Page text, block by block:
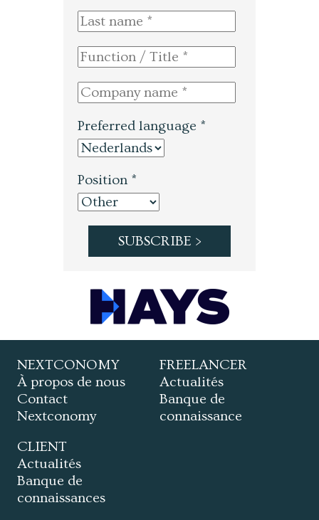
Preferred language *
Position *
NEXTCONOMY
À propos de nous
Contact
Nextconomy
FREELANCER
Actualités
Banque de
connaissance
CLIENT
Actualités
Banque de
connaissances